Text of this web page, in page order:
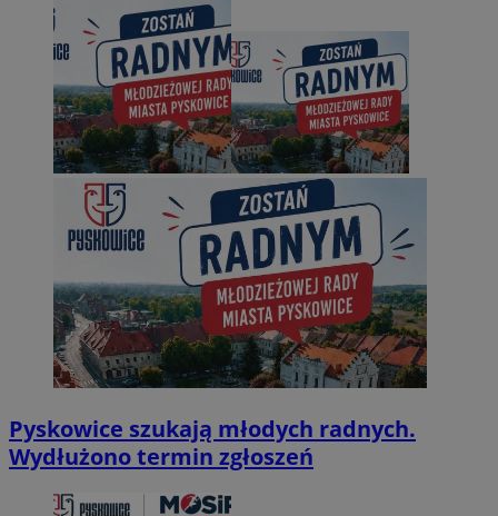
Pyskowice szukają młodych radnych.
Wydłużono termin zgłoszeń